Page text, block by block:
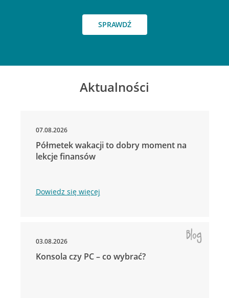
SPRAWDŹ
Aktualności
07.08.2026
Półmetek wakacji to dobry moment na
lekcje finansów
Dowiedz się więcej
03.08.2026
Konsola czy PC – co wybrać?